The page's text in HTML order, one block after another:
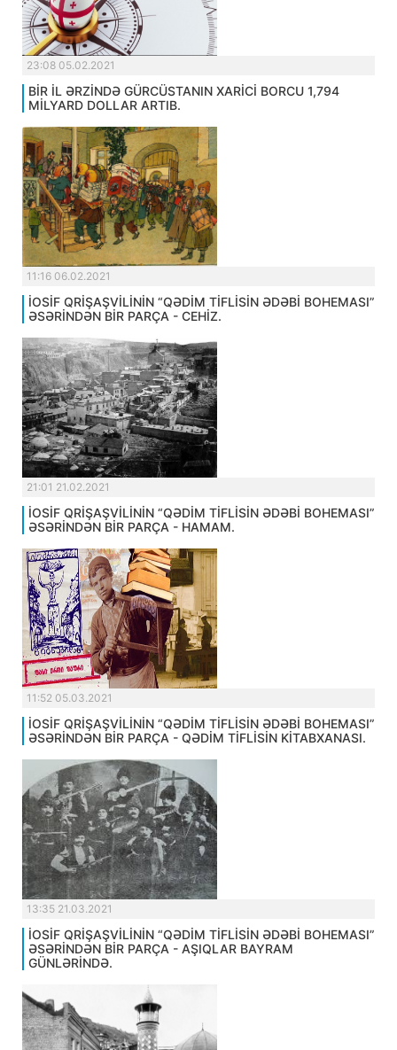
23:08 05.02.2021
BİR İL ƏRZİNDƏ GÜRCÜSTANIN XARİCİ BORCU 1,794
MİLYARD DOLLAR ARTIB.
11:16 06.02.2021
İOSİF QRİŞAŞVİLİNİN “QƏDİM TİFLİSİN ƏDƏBİ BOHEMASI”
ƏSƏRİNDƏN BİR PARÇA - CEHİZ.
21:01 21.02.2021
İOSİF QRİŞAŞVİLİNİN “QƏDİM TİFLİSİN ƏDƏBİ BOHEMASI”
ƏSƏRİNDƏN BİR PARÇA - HAMAM.
11:52 05.03.2021
İOSİF QRİŞAŞVİLİNİN “QƏDİM TİFLİSİN ƏDƏBİ BOHEMASI”
ƏSƏRİNDƏN BİR PARÇA - QƏDİM TİFLİSİN KİTABXANASI.
13:35 21.03.2021
İOSİF QRİŞAŞVİLİNİN “QƏDİM TİFLİSİN ƏDƏBİ BOHEMASI”
ƏSƏRİNDƏN BİR PARÇA - AŞIQLAR BAYRAM
GÜNLƏRİNDƏ.